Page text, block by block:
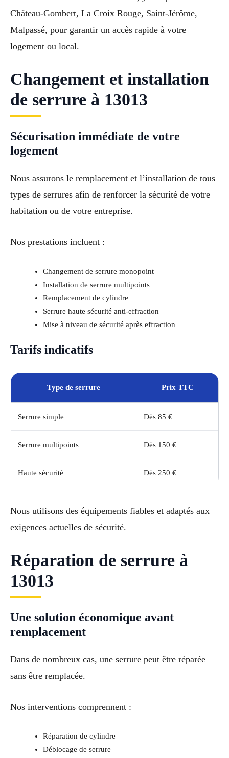
Château-Gombert, La Croix Rouge, Saint-Jérôme,
Malpassé, pour garantir un accès rapide à votre
logement ou local.
Changement et installation
de serrure à 13013
Sécurisation immédiate de votre
logement
Nous assurons le remplacement et l’installation de tous
types de serrures afin de renforcer la sécurité de votre
habitation ou de votre entreprise.
Nos prestations incluent :
Changement de serrure monopoint
Installation de serrure multipoints
Remplacement de cylindre
Serrure haute sécurité anti-effraction
Mise à niveau de sécurité après effraction
Tarifs indicatifs
Type de serrure Prix TTC
Serrure simple Dès 85 €
Serrure multipoints Dès 150 €
Haute sécurité Dès 250 €
Nous utilisons des équipements fiables et adaptés aux
exigences actuelles de sécurité.
Réparation de serrure à
13013
Une solution économique avant
remplacement
Dans de nombreux cas, une serrure peut être réparée
sans être remplacée.
Nos interventions comprennent :
Réparation de cylindre
Déblocage de serrure